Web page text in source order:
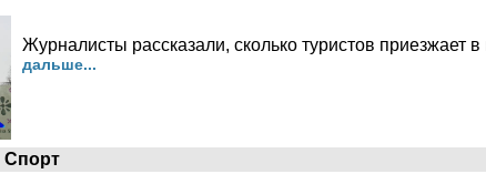
Журналисты рассказали, сколько туристов приезжает
дальше...
Спорт